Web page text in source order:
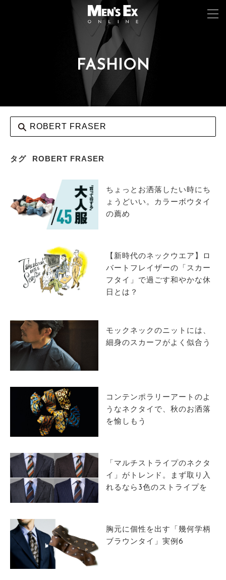
FASHION
タグ ROBERT FRASER
ちょっとお洒落したい時にち
ょうどいい。カラーボウタイ
の薦め
【新時代のネックウエア】ロ
バートフレイザーの「スカー
フタイ」で過ごす和やかな休
日とは？
モックネックのニットには、
細身のスカーフがよく似合う
コンテンポラリーアートのよ
うなネクタイで、秋のお洒落
を愉しもう
「マルチストライプのネクタ
イ」がトレンド。まず取り入
れるなら3色のストライプを
胸元に個性を出す「幾何学柄
ブラウンタイ」実例6
CAR&BIKE
LIFESTYLE
MAGAZINE
ABOUT SITE
サイトマップ